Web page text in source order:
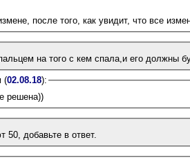
после того, как увидит, что все
на того с кем спала,и его должны
Анонимный Аноним (02.08.18):
решена))
50, добавьте в ответ.